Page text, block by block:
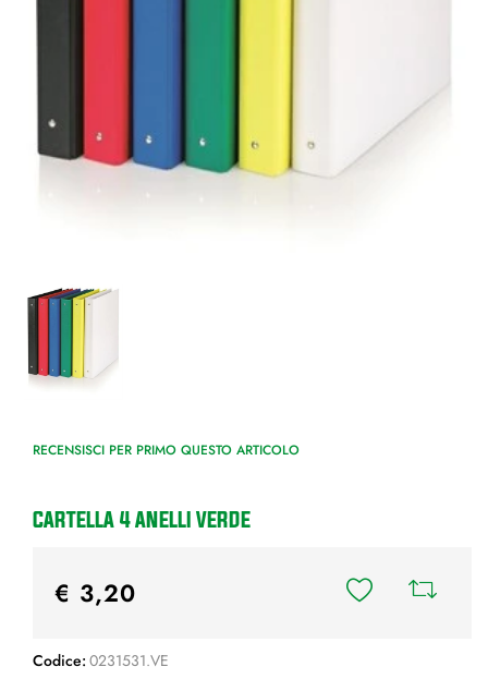
RECENSISCI PER PRIMO QUESTO ARTICOLO
CARTELLA 4 ANELLI VERDE
€ 3,20
Codice: 0231531.VE